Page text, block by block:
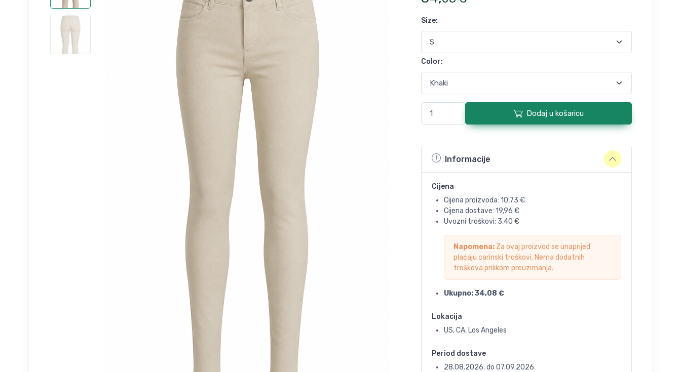
Size:
Color:
Dodaj u košaricu
Informacije
Cijena
Cijena proizvoda: 10,73 €
Cijena dostave: 19,96 €
Uvozni troškovi: 3,40 €
Napomena:Za ovaj proizvod se unaprijed
plaćaju carinski troškovi. Nema dodatnih
troškova prilikom preuzimanja.
Ukupno:34,08 €
Lokacija
US, CA, Los Angeles
Period dostave
28.08.2026. do 07.09.2026.